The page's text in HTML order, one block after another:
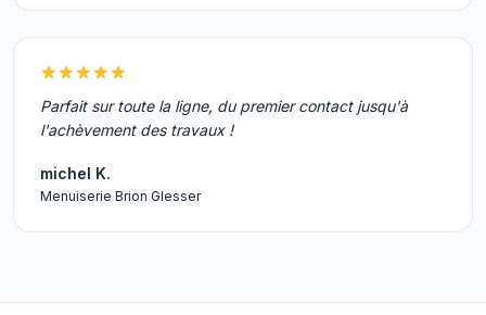
Parfait sur toute la ligne, du premier contact jusqu'à
l'achèvement des travaux !
michel K.
Menuiserie Brion Glesser